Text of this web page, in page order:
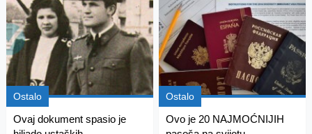
Ostalo
Ovaj dokument spasio je
Ostalo
Ovo je 20 NAJMOĆNIJIH